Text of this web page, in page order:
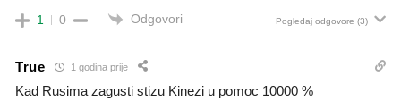
1 0 Odgovori Pogledaj odgovore (3)
True 1 godina prije
Kad Rusima zagusti stizu Kinezi u pomoc 10000 %